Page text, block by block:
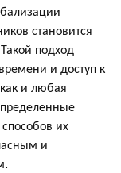
становится
подход
и доступ к
и любая
их
и